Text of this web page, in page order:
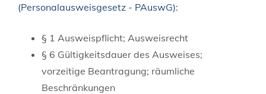
(Personalausweisgesetz - PAuswG):
§ 1 Ausweispflicht; Ausweisrecht
§ 6 Gültigkeitsdauer des Ausweises;
vorzeitige Beantragung; räumliche
Beschränkungen